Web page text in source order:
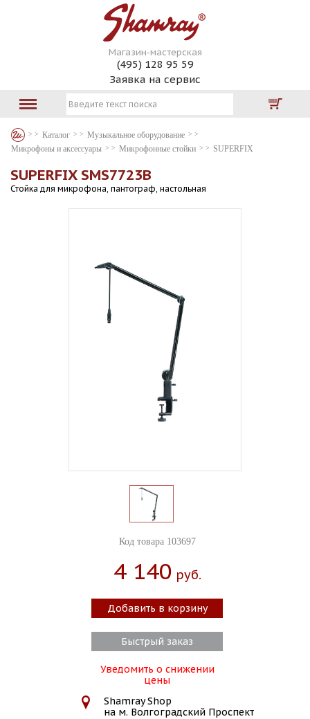
Магазин-мастерская
(495) 128 95 59
Заявка на сервис
Каталог
Музыкальное оборудование
Микрофоны и аксессуары
Микрофонные стойки SUPERFIX
SUPERFIX SMS7723B
Стойка для микрофона, пантограф, настольная
Код товара 103697
4 140 Руб.
Добавить в корзину
Быстрый заказ
Уведомить о снижении
цены
Shamray Shop
на м. Волгоградский Проспект